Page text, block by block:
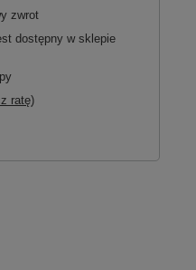
zwrot
dostępny w sklepie
ratę)